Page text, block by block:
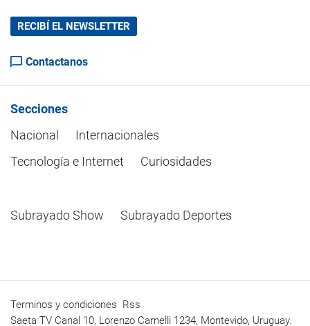
RECIBÍ EL NEWSLETTER
Contactanos
Secciones
Nacional
Internacionales
Tecnología e Internet
Curiosidades
Subrayado Show Subrayado Deportes
Terminos y condiciones Rss
Saeta TV Canal 10, Lorenzo Carnelli 1234, Montevido, Uruguay.